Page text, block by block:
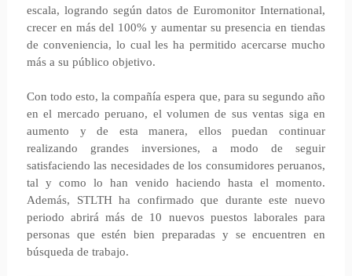
escala, logrando según datos de Euromonitor International,
crecer en más del 100% y aumentar su presencia en tiendas
de conveniencia, lo cual les ha permitido acercarse mucho
más a su público objetivo.
Con todo esto, la compañía espera que, para su segundo año
en el mercado peruano, el volumen de sus ventas siga en
aumento y de esta manera, ellos puedan continuar
realizando grandes inversiones, a modo de seguir
satisfaciendo las necesidades de los consumidores peruanos,
tal y como lo han venido haciendo hasta el momento.
Además, STLTH ha confirmado que durante este nuevo
periodo abrirá más de 10 nuevos puestos laborales para
personas que estén bien preparadas y se encuentren en
búsqueda de trabajo.